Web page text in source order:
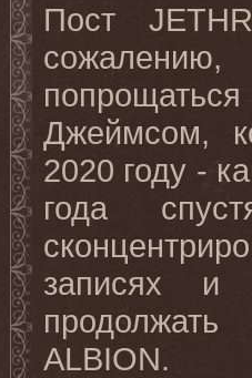
Пост
Джеймсом,
2020 году -
года
записях и
ALBION.